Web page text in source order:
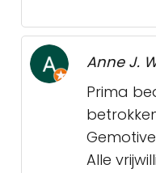
Anne J.
Prima
Alle